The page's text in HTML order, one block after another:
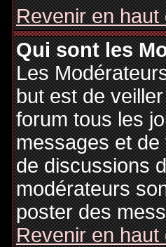
Revenir en haut
Qui sont les
Les
but est de
forum tous les
messages et
de discussions
modérateurs
poster des
Revenir en haut